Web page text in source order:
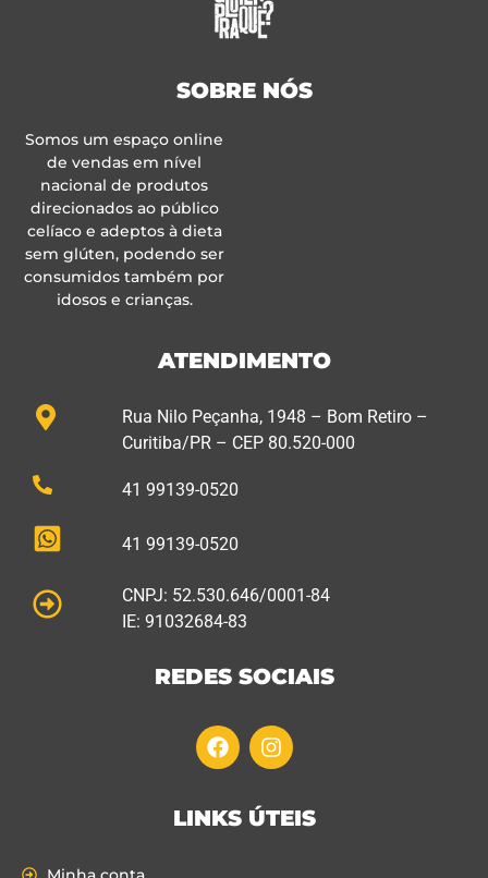
SOBRE NÓS
Somos um espaço online
de vendas em nível
nacional de produtos
direcionados ao público
celíaco e adeptos à dieta
sem glúten, podendo ser
consumidos também por
idosos e crianças.
ATENDIMENTO
Rua Nilo Peçanha, 1948 – Bom Retiro –
Curitiba/PR – CEP 80.520-000
41 99139-0520
41 99139-0520
CNPJ: 52.530.646/0001-84
IE: 91032684-83
REDES SOCIAIS
LINKS ÚTEIS